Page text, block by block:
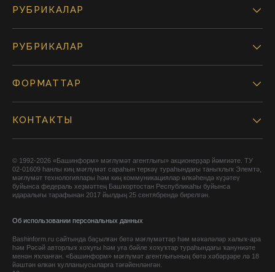
РУБРИКАЛАР
РУБРИКАЛАР
ФОРМАТТАР
КОНТАКТЫ
© 1992-2026 «Башинформ» мәғлүмәт агентлығы» акционерҙар йәмғиәте. ТУ
02-01609 һанлы киң мәғлүмәт сараһын теркәү тураһындағы таныҡлыҡ Элемтә,
мәғлүмәт технологиялары һәм киң коммуникациялар өлкәһендә күҙәтеү
буйынса федераль хеҙмәттең Башҡортостан Республикаһы буйынса
идаралығы тарафынан 2017 йылдың 25 сентябрендә бирелгән.
Об использовании персональных данных
Bashinform.ru сайтында баҫылған бөтә мәғлүмәттәр һәм мәҡәләләр халыҡ-ара
һәм Рәсәй авторлыҡ хоҡуғы һәм уға бәйле хоҡуҡтар тураһындағы ҡануниәте
менән яҡланған. «Башинформ» мәғлүмәт агентлығының бөтә хәбәрҙәре лә 18
йәштән өлкән ҡулланыусыларға тәғәйенләнгән.